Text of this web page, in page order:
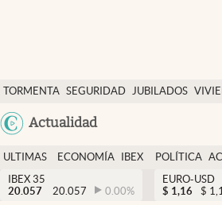
TORMENTA SEGURIDAD JUBILADOS
Actualidad
Economía y finanzas
Política
Actualidad
Criptomonedas
ULTIMAS
NOTICIAS
ECONOMÍA
FINANZAS
IBEX
EURO
POLÍTICA
IBEX 35
20.057
20.057 0.00%
EURO-USD
$ 1,16 $